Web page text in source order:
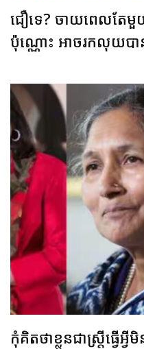
ជឿទេ? ចាយពេលតែមួ
ប៉ុណ្ណោះ អាចរកលុយបា
កុំគិតថាខ្លួនជាស្ត្រីធ្វើ